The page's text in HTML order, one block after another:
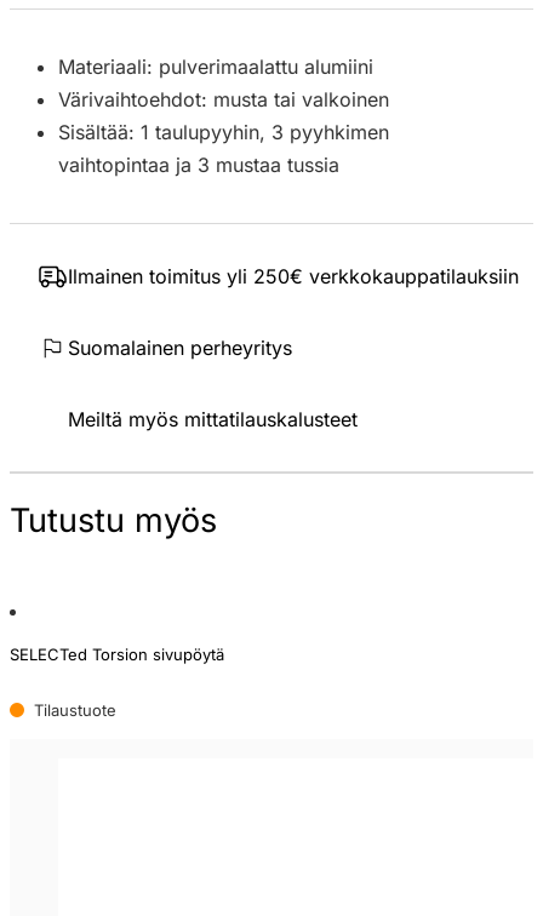
Materiaali: pulverimaalattu alumiini
Värivaihtoehdot: musta tai valkoinen
Sisältää: 1 taulupyyhin, 3 pyyhkimen
vaihtopintaa ja 3 mustaa tussia
Ilmainen toimitus yli 250€ verkkokauppatilauksiin
Suomalainen perheyritys
Meiltä myös mittatilauskalusteet
Tutustu myös
SELECTed Torsion sivupöytä
Tilaustuote